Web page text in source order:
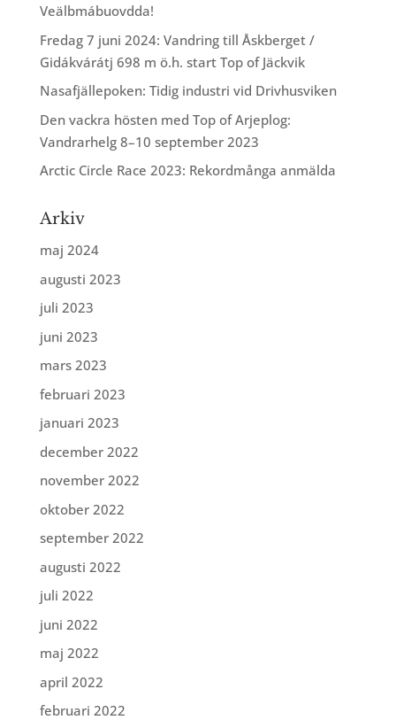
Veälbmábuovdda!
Fredag 7 juni 2024: Vandring till Åskberget /
Gidákvárátj 698 m ö.h. start Top of Jäckvik
Nasafjällepoken: Tidig industri vid Drivhusviken
Den vackra hösten med Top of Arjeplog:
Vandrarhelg 8–10 september 2023
Arctic Circle Race 2023: Rekordmånga anmälda
Arkiv
maj 2024
augusti 2023
juli 2023
juni 2023
mars 2023
februari 2023
januari 2023
december 2022
november 2022
oktober 2022
september 2022
augusti 2022
juli 2022
juni 2022
maj 2022
april 2022
februari 2022